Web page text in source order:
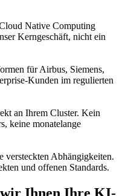
Native Computing
Kerngeschäft, nicht ein
für Airbus, Siemens,
Kunden im regulierten
an Ihrem Cluster. Kein
keine monatelange
versteckten Abhängigkeiten.
und offenen Standards.
Ihnen Ihre KI-